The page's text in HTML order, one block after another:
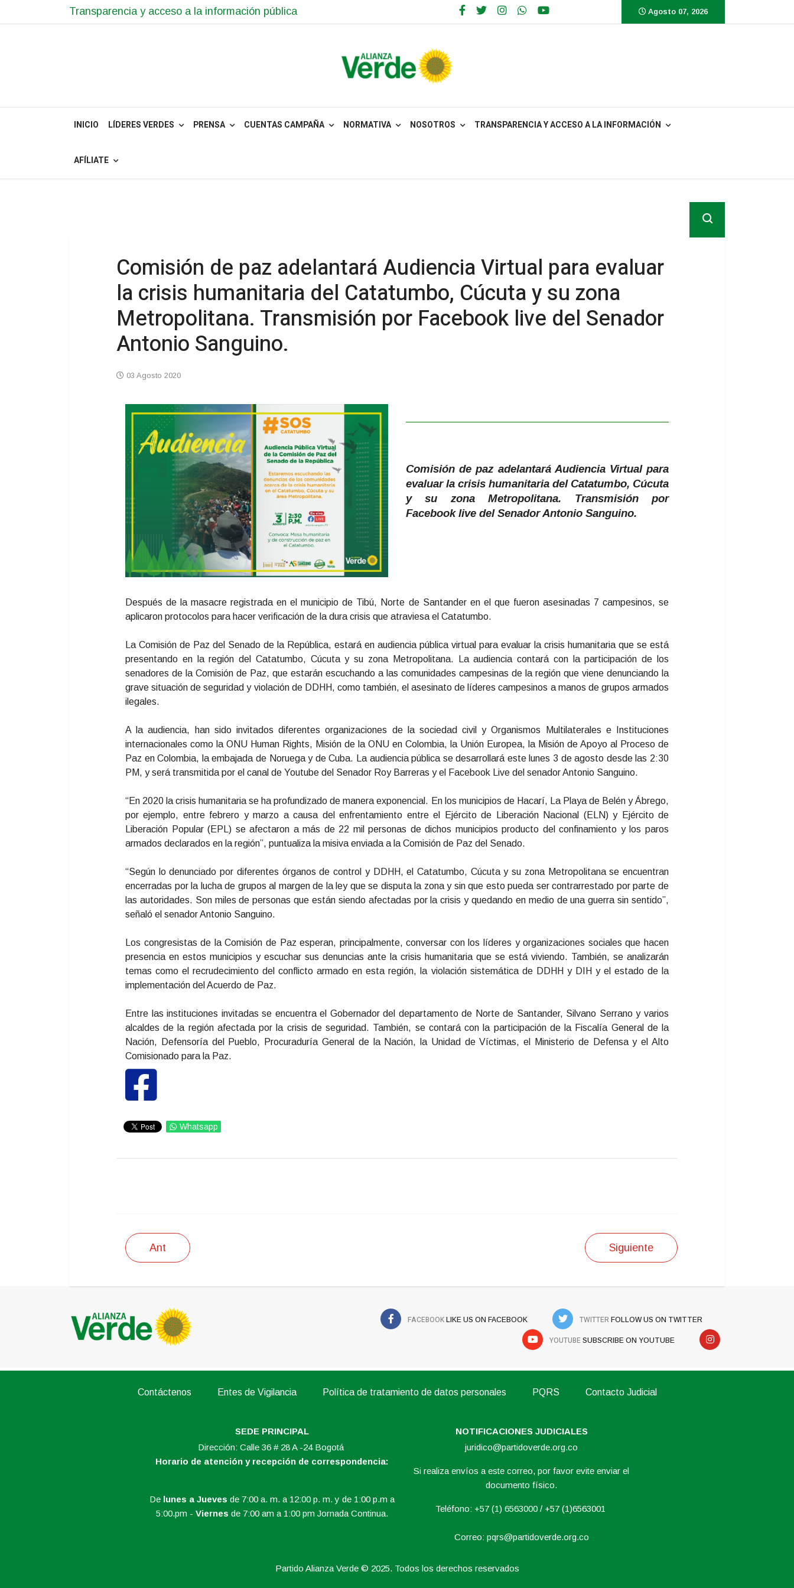
Transparencia y acceso a la información pública Agosto 07, 2026
INICIO LÍDERES VERDES PRENSA CUENTAS CAMPAÑA NORMATIVA NOSOTROS TRANSPARENCIA Y ACCESO A LA INFORMACIÓN
AFÍLIATE
Comisión de paz adelantará Audiencia Virtual para evaluar
la crisis humanitaria del Catatumbo, Cúcuta y su zona
Metropolitana. Transmisión por Facebook live del Senador
Antonio Sanguino.
03 Agosto 2020
Comisión de paz adelantará Audiencia Virtual para
evaluar la crisis humanitaria del Catatumbo, Cúcuta
y su zona Metropolitana. Transmisión por
Facebook live del Senador Antonio Sanguino.
Después de la masacre registrada en el municipio de Tibú, Norte de Santander en el que fueron asesinadas 7 campesinos, se
aplicaron protocolos para hacer verificación de la dura crisis que atraviesa el Catatumbo.
La Comisión de Paz del Senado de la República, estará en audiencia pública virtual para evaluar la crisis humanitaria que se está
presentando en la región del Catatumbo, Cúcuta y su zona Metropolitana. La audiencia contará con la participación de los
senadores de la Comisión de Paz, que estarán escuchando a las comunidades campesinas de la región que viene denunciando la
grave situación de seguridad y violación de DDHH, como también, el asesinato de líderes campesinos a manos de grupos armados
ilegales.
A la audiencia, han sido invitados diferentes organizaciones de la sociedad civil y Organismos Multilaterales e Instituciones
internacionales como la ONU Human Rights, Misión de la ONU en Colombia, la Unión Europea, la Misión de Apoyo al Proceso de
Paz en Colombia, la embajada de Noruega y de Cuba. La audiencia pública se desarrollará este lunes 3 de agosto desde las 2:30
PM, y será transmitida por el canal de Youtube del Senador Roy Barreras y el Facebook Live del senador Antonio Sanguino.
“En 2020 la crisis humanitaria se ha profundizado de manera exponencial. En los municipios de Hacarí, La Playa de Belén y Ábrego,
por ejemplo, entre febrero y marzo a causa del enfrentamiento entre el Ejército de Liberación Nacional (ELN) y Ejército de
Liberación Popular (EPL) se afectaron a más de 22 mil personas de dichos municipios producto del confinamiento y los paros
armados declarados en la región”, puntualiza la misiva enviada a la Comisión de Paz del Senado.
“Según lo denunciado por diferentes órganos de control y DDHH, el Catatumbo, Cúcuta y su zona Metropolitana se encuentran
encerradas por la lucha de grupos al margen de la ley que se disputa la zona y sin que esto pueda ser contrarrestado por parte de
las autoridades. Son miles de personas que están siendo afectadas por la crisis y quedando en medio de una guerra sin sentido”,
señaló el senador Antonio Sanguino.
Los congresistas de la Comisión de Paz esperan, principalmente, conversar con los líderes y organizaciones sociales que hacen
presencia en estos municipios y escuchar sus denuncias ante la crisis humanitaria que se está viviendo. También, se analizarán
temas como el recrudecimiento del conflicto armado en esta región, la violación sistemática de DDHH y DIH y el estado de la
implementación del Acuerdo de Paz.
Entre las instituciones invitadas se encuentra el Gobernador del departamento de Norte de Santander, Silvano Serrano y varios
alcaldes de la región afectada por la crisis de seguridad. También, se contará con la participación de la Fiscalía General de la
Nación, Defensoría del Pueblo, Procuraduría General de la Nación, la Unidad de Víctimas, el Ministerio de Defensa y el Alto
Comisionado para la Paz.
Whatsapp
Ant Siguiente
FACEBOOK LIKE US ON FACEBOOK TWITTER FOLLOW US ON TWITTER
YOUTUBE SUBSCRIBE ON YOUTUBE
Contáctenos Entes de Vigilancia Política de tratamiento de datos personales PQRS Contacto Judicial
SEDE PRINCIPAL
NOTIFICACIONES JUDICIALES
Dirección: Calle 36 # 28 A -24 Bogotá
Horario de atención y recepción de correspondencia:
De lunes a Jueves de 7:00 a. m. a 12:00 p. m. y de 1:00 p.m a
5:00.pm - Viernes de 7:00 am a 1:00 pm Jornada Continua.
juridico@partidoverde.org.co
Si realiza envíos a este correo, por favor evite enviar el
documento físico.
Teléfono: +57 (1) 6563000 / +57 (1)6563001
Correo: pqrs@partidoverde.org.co
Partido Alianza Verde © 2025. Todos los derechos reservados